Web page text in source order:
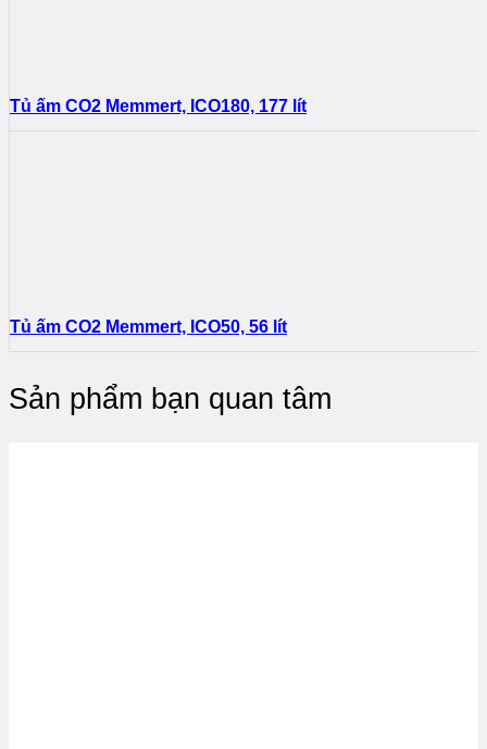
Tủ ấm CO2 Memmert, ICO180, 177 lít
Tủ ấm CO2 Memmert, ICO50, 56 lít
Sản phẩm bạn quan tâm